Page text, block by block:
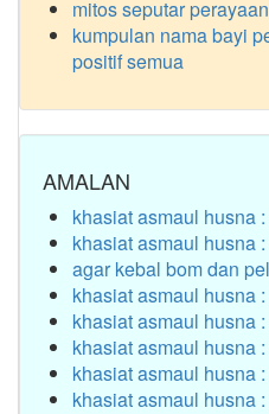
mitos seputar
kumpulan nama bayi
positif semua
AMALAN
khasiat asmaul husna
khasiat asmaul husna
agar kebal bom dan
khasiat asmaul husna
khasiat asmaul husna
khasiat asmaul husna
khasiat asmaul husna
khasiat asmaul husna